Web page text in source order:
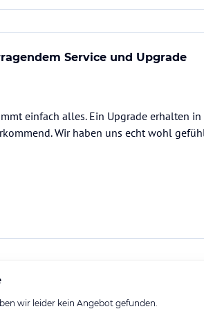
Service und Upgrade
einfach alles. Ein Upgrade erhalten
Wir haben uns echt wohl
wir leider kein Angebot gefunden.